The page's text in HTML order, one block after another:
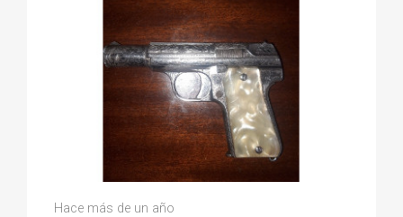
Francisco C.
Hace más de un año